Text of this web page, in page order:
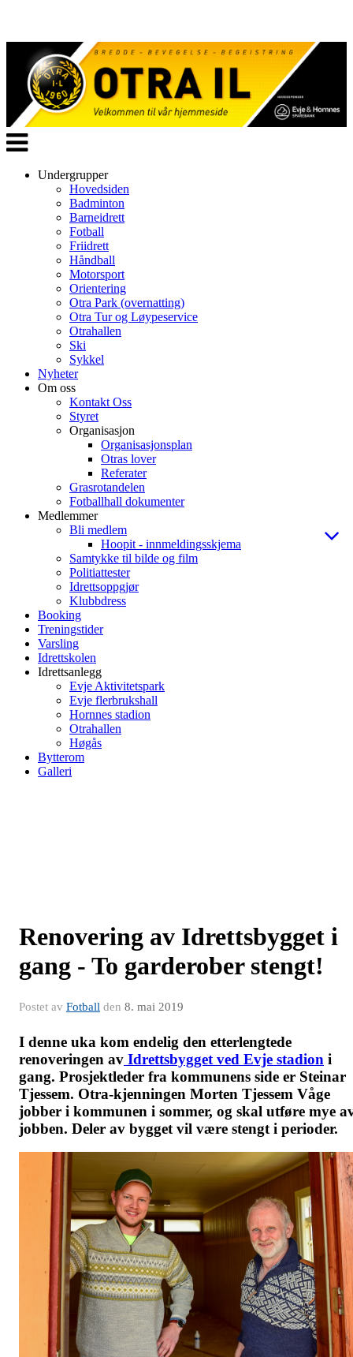
Veksle
navigasjon
Undergrupper
Hovedsiden
Badminton
Barneidrett
Fotball
Friidrett
Håndball
Motorsport
Orientering
Otra Park (overnatting)
Otra Tur og Løypeservice
Otrahallen
Ski
Sykkel
Nyheter
Om oss
Kontakt Oss
Styret
Organisasjon
Organisasjonsplan
Otras lover
Referater
Grasrotandelen
Fotballhall dokumenter
Medlemmer
Bli medlem
Hoopit - innmeldingsskjema
Samtykke til bilde og film
Politiattester
Idrettsoppgjør
Klubbdress
Booking
Treningstider
Varsling
Idrettskolen
Idrettsanlegg
Evje Aktivitetspark
Evje flerbrukshall
Hornnes stadion
Otrahallen
Høgås
Bytterom
Galleri
Renovering av Idrettsbygget i
gang - To garderober stengt!
Postet av Fotball den 8. mai 2019
I denne uka kom endelig den etterlengtede
renoveringen av Idrettsbygget ved Evje stadion i
gang. Prosjektleder fra kommunens side er Steinar
Tjessem. Otra-kjenningen Morten Tjessem Våge
jobber i kommunen i sommer, og skal utføre mye
jobben. Deler av bygget vil være stengt i perioder.